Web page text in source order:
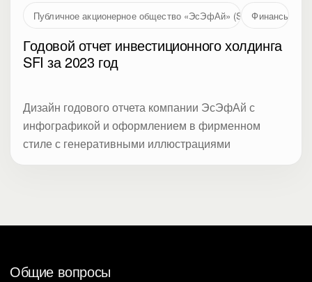
Публичное акционерное общество «ЭсЭфАй» (SFI, MOEX:
Финансы
Годовой отчет инвестиционного холдинга
SFI за 2023 год
Дизайн годового отчета компании ЭсЭфАй с
инфографикой и оформлением в фирменном
стиле с генеративными иллюстрациями
Общие вопросы